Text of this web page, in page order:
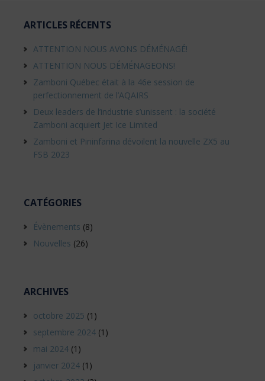
ARTICLES RÉCENTS
ATTENTION NOUS AVONS DÉMÉNAGÉ!
ATTENTION NOUS DÉMÉNAGEONS!
Zamboni Québec était à la 46e session de
perfectionnement de l’AQAIRS
Deux leaders de l’industrie s’unissent : la société
Zamboni acquiert Jet Ice Limited
Zamboni et Pininfarina dévoilent la nouvelle ZX5 au
FSB 2023
CATÉGORIES
Évènements (8)
Nouvelles (26)
ARCHIVES
octobre 2025 (1)
septembre 2024 (1)
mai 2024 (1)
janvier 2024 (1)